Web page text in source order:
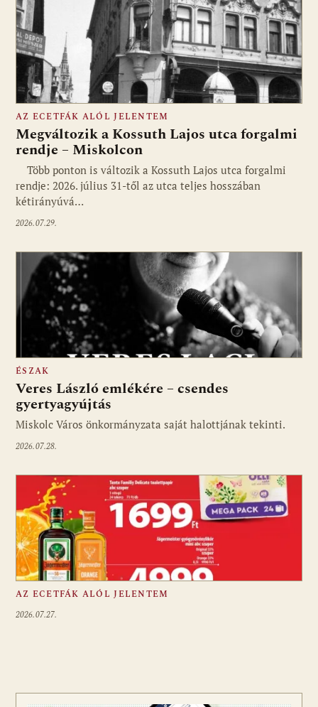
AZ ECETFÁK ALÓL JELENTEM
Megváltozik a Kossuth Lajos utca forgalmi
rendje – Miskolcon
Több ponton is változik a Kossuth Lajos utca forgalmi
rendje: 2026. július 31-től az utca teljes hosszában
kétirányúvá…
2026.07.29.
ÉSZAK
Veres László emlékére – csendes
gyertyagyújtás
Miskolc Város önkormányzata saját halottjának tekinti.
2026.07.28.
AZ ECETFÁK ALÓL JELENTEM
2026.07.27.